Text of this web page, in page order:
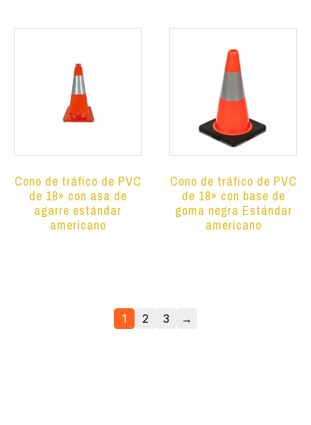
Cono de tráfico de PVC
de 18» con asa de
agarre estándar
americano
Cono de tráfico de PVC
de 18» con base de
goma negra Estándar
americano
1 2 3 →